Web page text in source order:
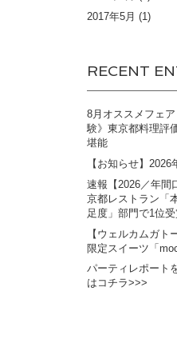
2017年5月 (1)
RECENT
8月オススメフェ
験》東京都料理評
堪能
【お知らせ】
速報【2026／年間
京都レストラン「
足度」部門で1位受
【ウェルカムガト
限定スイーツ「
パーティレポート
はコチラ>>>